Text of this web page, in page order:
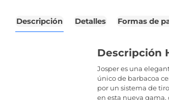
Descripción Detalles Formas de
Descripción
Josper es una
único de barbacoa
por un sistema de
en esta nueva gama,